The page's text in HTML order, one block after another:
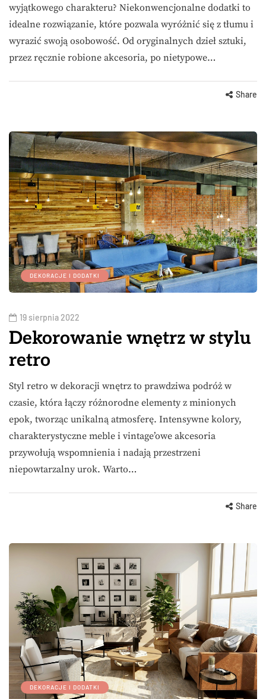
wyjątkowego charakteru? Niekonwencjonalne dodatki to
idealne rozwiązanie, które pozwala wyróżnić się z tłumu i
wyrazić swoją osobowość. Od oryginalnych dzieł sztuki,
przez ręcznie robione akcesoria, po nietypowe…
Share
DEKORACJE I DODATKI
19 sierpnia 2022
Dekorowanie wnętrz w stylu
retro
Styl retro w dekoracji wnętrz to prawdziwa podróż w
czasie, która łączy różnorodne elementy z minionych
epok, tworząc unikalną atmosferę. Intensywne kolory,
charakterystyczne meble i vintage’owe akcesoria
przywołują wspomnienia i nadają przestrzeni
niepowtarzalny urok. Warto…
Share
DEKORACJE I DODATKI